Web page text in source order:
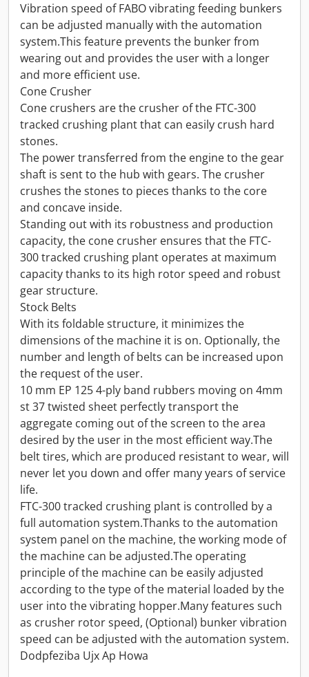
Vibration speed of FABO vibrating feeding bunkers
can be adjusted manually with the automation
system.This feature prevents the bunker from
wearing out and provides the user with a longer
and more efficient use.
Cone Crusher
Cone crushers are the crusher of the FTC-300
tracked crushing plant that can easily crush hard
stones.
The power transferred from the engine to the gear
shaft is sent to the hub with gears. The crusher
crushes the stones to pieces thanks to the core
and concave inside.
Standing out with its robustness and production
capacity, the cone crusher ensures that the FTC-
300 tracked crushing plant operates at maximum
capacity thanks to its high rotor speed and robust
gear structure.
Stock Belts
With its foldable structure, it minimizes the
dimensions of the machine it is on. Optionally, the
number and length of belts can be increased upon
the request of the user.
10 mm EP 125 4-ply band rubbers moving on 4mm
st 37 twisted sheet perfectly transport the
aggregate coming out of the screen to the area
desired by the user in the most efficient way.The
belt tires, which are produced resistant to wear, will
never let you down and offer many years of service
life.
FTC-300 tracked crushing plant is controlled by a
full automation system.Thanks to the automation
system panel on the machine, the working mode of
the machine can be adjusted.The operating
principle of the machine can be easily adjusted
according to the type of the material loaded by the
user into the vibrating hopper.Many features such
as crusher rotor speed, (Optional) bunker vibration
speed can be adjusted with the automation system.
Dodpfeziba Ujx Ap Howa